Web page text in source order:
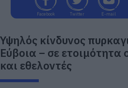
Facebook Twitter E-mail
Υψηλός κίνδυνος
Εύβοια – σε ετοιμότητα
και εθελοντές